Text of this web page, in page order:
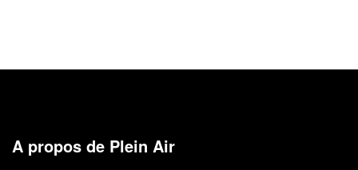
A propos de Plein Air